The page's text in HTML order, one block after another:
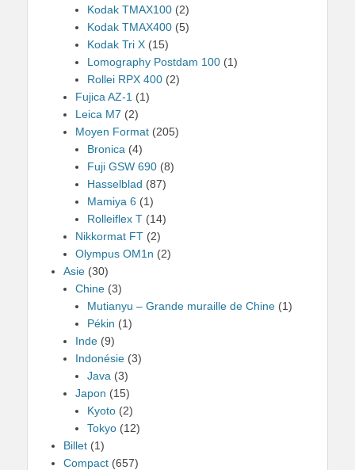
Kodak TMAX100 (2)
Kodak TMAX400 (5)
Kodak Tri X (15)
Lomography Postdam 100 (1)
Rollei RPX 400 (2)
Fujica AZ-1 (1)
Leica M7 (2)
Moyen Format (205)
Bronica (4)
Fuji GSW 690 (8)
Hasselblad (87)
Mamiya 6 (1)
Rolleiflex T (14)
Nikkormat FT (2)
Olympus OM1n (2)
Asie (30)
Chine (3)
Mutianyu – Grande muraille de Chine (1)
Pékin (1)
Inde (9)
Indonésie (3)
Java (3)
Japon (15)
Kyoto (2)
Tokyo (12)
Billet (1)
Compact (657)